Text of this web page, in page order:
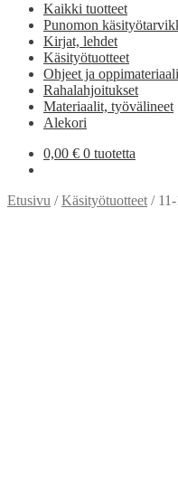
Kaikki tuotteet
Punomon
Kirjat, lehdet
Käsityötuotteet
Ohjeet ja
Rahalahjoitukset
Materiaalit, työvälineet
Alekori
0,00 € 0 tuotetta
Etusivu /Käsityötuotteet /